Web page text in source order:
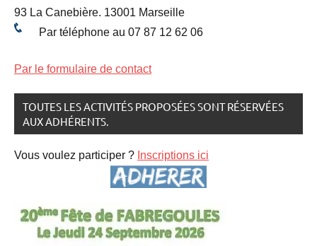
93 La Canebière. 13001 Marseille
Par téléphone au 07 87 12 62 06
Par le formulaire de contact
TOUTES LES ACTIVITÉS PROPOSÉES SONT RÉSERVÉES
AUX ADHÉRENTS.
Vous voulez participer ? Inscriptions ici